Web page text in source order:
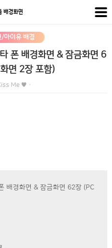
배경화면
아이유 배경
폰 배경화면 & 잠금화면 6
면 2장 포함)
Me ♥ ·
배경화면 & 잠금화면 62장 (PC